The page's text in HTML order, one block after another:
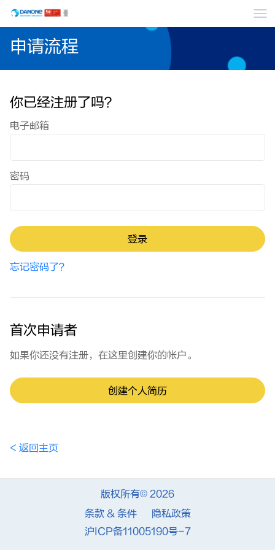
申请流程
你已经注册了吗？
登录：用户与密码
电子邮箱
密码
登录
忘记密码了？
首次申请者
如果你还没有注册，在这里创建你的帐户。
创建个人简历
< 返回主页
版权所有© 2026
条款 & 条件
隐私政策
沪ICP备11005190号-7